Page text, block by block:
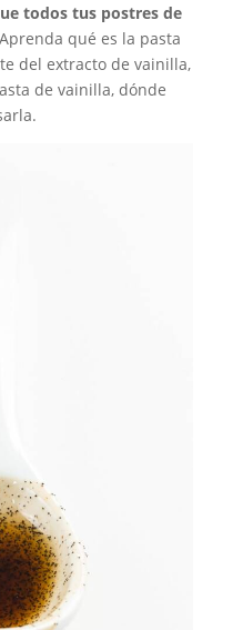
todos tus postres de
qué es la pasta
del extracto de vainilla,
de vainilla, dónde